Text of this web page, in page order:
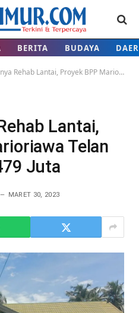
BERITA BUDAYA
Lantai, Proyek BPP Marioriawa Telan Anggaran Rp. 479 Juta
Lantai,
Telan
Juta
MARET 30, 2023